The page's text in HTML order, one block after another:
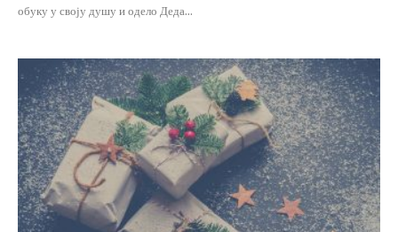
обуку у своју душу и одело Деда...